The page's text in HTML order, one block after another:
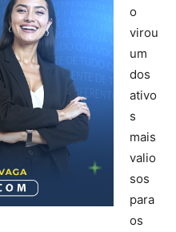
o
virou
um
dos
ativo
s
mais
valio
sos
para
os